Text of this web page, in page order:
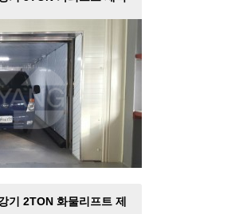
기 2TON 화물리프트 제